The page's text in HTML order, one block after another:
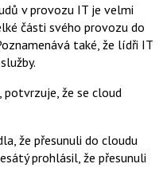
v provozu IT je velmi
části svého provozu do
také, že lídři IT
potvrzuje, že se cloud
že přesunuli do cloudu
prohlásil, že přesunuli